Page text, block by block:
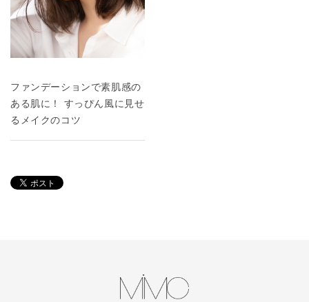
ファンデーションで素肌感の
ある肌に！ すっぴん風に見せ
るメイクのコツ